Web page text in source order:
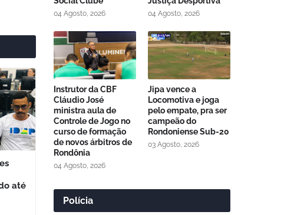
até
04 Agosto, 2026 04 Agosto, 2026
Instrutor da CBF
Cláudio José
ministra aula de
Controle de Jogo no
curso de formação
de novos árbitros de
Rondônia
04 Agosto, 2026
Jipa vence a
Locomotiva e joga
pelo empate, pra ser
campeão do
Rondoniense Sub-20
03 Agosto, 2026
Polícia